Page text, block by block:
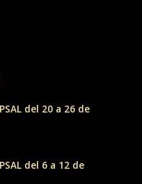
del 20 a 26 de
del 6 a 12 de